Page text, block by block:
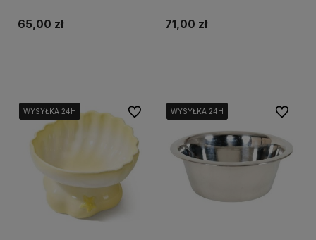
65,00 zł 71,00 zł
WYSYŁKA 24H
WYSYŁKA 24H
WYSYŁKA 24H Do ulubionychWYSYŁKA 24H
WYSYŁKA 24H
WYSYŁKA 24H
WYSYŁKA 24H Do